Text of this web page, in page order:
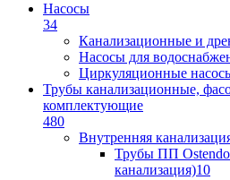
Насосы
34
Канализационные и
Насосы для
Циркуляционные
Трубы канализационные,
комплектующие
480
Внутренняя
Трубы ПП
канализация)10